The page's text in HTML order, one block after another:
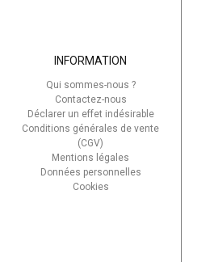
INFORMATION
Qui sommes-nous ?
Contactez-nous
Déclarer un effet indésirable
Conditions générales de vente
(CGV)
Mentions légales
Données personnelles
Cookies